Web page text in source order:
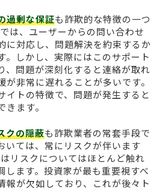
過剰な保証も詐欺的な特徴の一つ
は、ユーザーからの問い合わせ
に対応し、問題解決を約束するか
。しかし、実際にはこのサポート
、問題が深刻化すると連絡が取れ
が非常に遅れることが多いです。
イトの特徴で、問題が発生すると
ます。
クの隠蔽も詐欺業者の常套手段で
いては、常にリスクが伴います
リスクについてはほとんど触れ
します。投資家が最も重要視すべ
報が欠如しており、これが後々ト